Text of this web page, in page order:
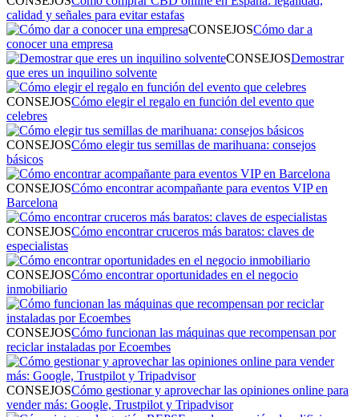
calidad y señales para evitar estafas
CONSEJOSCómo dar a
conocer una empresa
CONSEJOSDemostrar
que eres un inquilino solvente
CONSEJOSCómo elegir el regalo en función del evento que
celebres
CONSEJOSCómo elegir tus semillas de marihuana: consejos
básicos
CONSEJOSCómo encontrar acompañante para eventos VIP en
Barcelona
CONSEJOSCómo encontrar cruceros más baratos: claves de
especialistas
CONSEJOSCómo encontrar oportunidades en el negocio
inmobiliario
CONSEJOSCómo funcionan las máquinas que recompensan por
reciclar instaladas por Ecoembes
CONSEJOSCómo gestionar y aprovechar las opiniones online para
vender más: Google, Trustpilot y Tripadvisor